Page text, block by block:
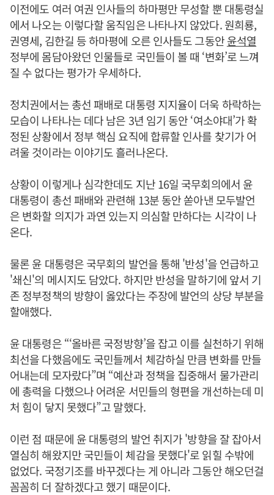
이전에도 여러 여권 인사들의 하마평만 무성할 뿐 대통령실
에서 나오는 이렇다할 움직임은 나타나지 않았다. 원희룡,
권영세, 김한길 등 하마평에 오른 인사들도 그동안윤석열
정부에 몸담아왔던 인물들로 국민들이 볼 때 ‘변화’로 느껴
질 수 없다는 평가가 우세하다.
정치권에서는 총선 패배로 대통령 지지율이 더욱 하락하는
모습이 나타나는 데다 남은 3년 임기 동안 ‘여소야대’가 확
정된 상황에서 정부 핵심 요직에 합류할 인사를 찾기가 어
려울 것이라는 이야기도 흘러나온다.
상황이 이렇게나 심각한데도 지난 16일 국무회의에서 윤
대통령이 총선 패배와 관련해 13분 동안 쏟아낸 모두발언
은 변화할 의지가 과연 있는지 의심할 만하다는 시각이 나
온다.
물론 윤 대통령은 국무회의 발언을 통해 '반성'을 언급하고
'쇄신'의 메시지도 담았다. 하지만 반성을 말하기에 앞서 기
존 정부정책의 방향이 옳았다는 주장에 발언의 상당 부분을
할애했다.
윤 대통령은 “‘올바른 국정방향’을 잡고 이를 실천하기 위해
최선을 다했음에도 국민들께서 체감하실 만큼 변화를 만들
어내는데 모자랐다”며 “예산과 정책을 집중해서 물가관리
에 총력을 다했으나 어려운 서민들의 형편을 개선하는데 미
처 힘이 닿지 못했다”고 말했다.
이런 점 때문에 윤 대통령의 발언 취지가 '방향을 잘 잡아서
열심히 해왔지만 국민들이 체감을 못했다'로 읽힐 수밖에
없었다. 국정기조를 바꾸겠다는 게 아니라 그동안 해오던걸
꼼꼼히 더 잘하겠다고 했기 때문이다.